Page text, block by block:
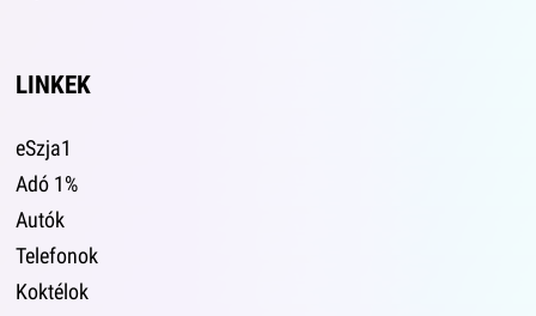
LINKEK
eSzja1
Adó 1%
Autók
Telefonok
Koktélok